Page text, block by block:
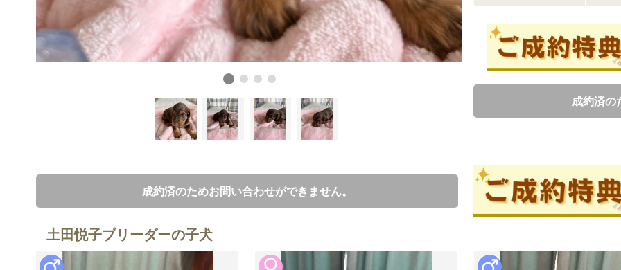
成約済の
土田悦
口コミ0
成約済のためお問い合わせができません。
土田悦子ブリーダーの子犬